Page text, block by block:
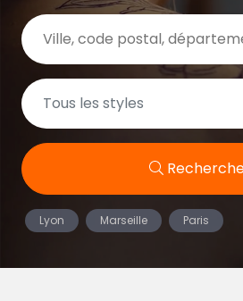
Lyon Marseille Paris